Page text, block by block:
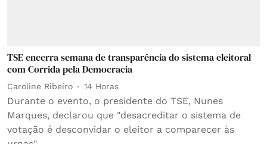
TSE encerra semana de transparência do sistema eleitoral
com Corrida pela Democracia
Caroline Ribeiro 14 Horas
Durante o evento, o presidente do TSE, Nunes
Marques, declarou que "desacreditar o sistema de
votação é desconvidar o eleitor a comparecer às